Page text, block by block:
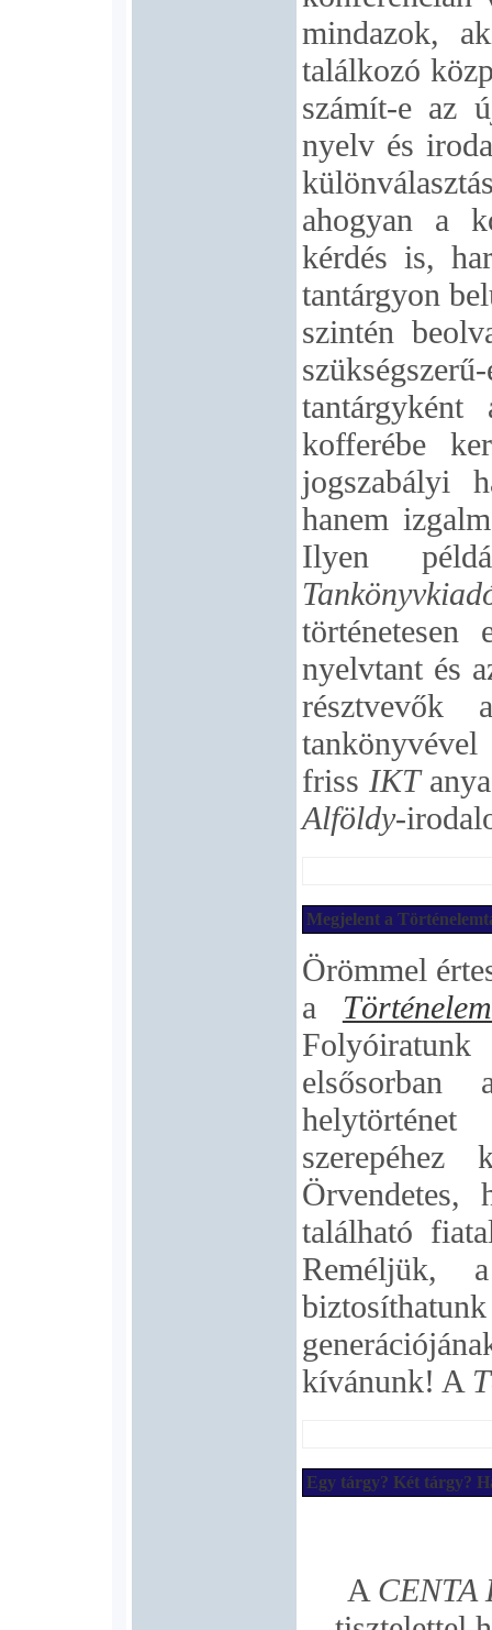
mindazok,
találkozó
számít-e az
nyelv és
ahogyan a
kérdés is,
tantárgyon
szintén
kofferébe
jogszabályi
hanem
Ilyen
nyelvtant és
friss IKT
Alföldy-
Megjelent a
Örömmel
a
Folyóiratunk
elsősorban
helytörténet
szerepéhez
Örvendetes,
található
Reméljük,
kívánunk! A
Egy tárgy? Két tárgy?
A CENTA